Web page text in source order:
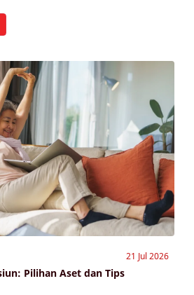
21 Jul 2026
Pilihan Aset dan Tips